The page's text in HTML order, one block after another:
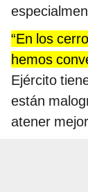
“En los
hemos
Ejército
están
atener